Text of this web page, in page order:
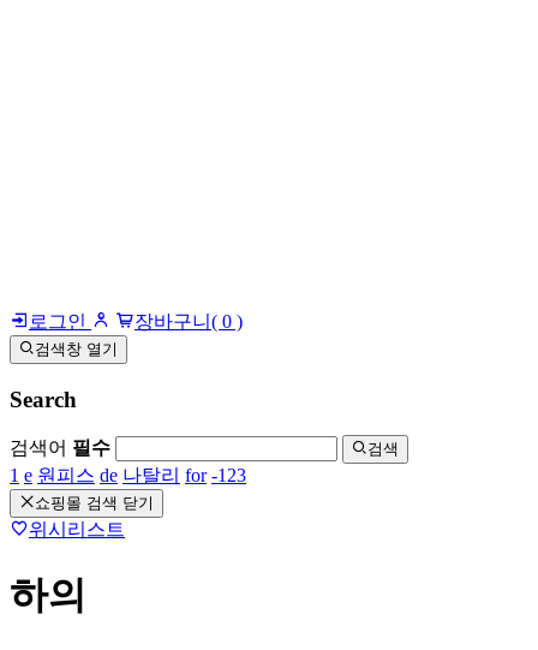
로그인 장바구니 ( 0 )
검색창 열기
Search
검색어 필수 검색
1 e 원피스 de 나탈리 for -123
쇼핑몰 검색 닫기
위시리스트
하의